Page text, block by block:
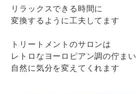
リラックスできる時間に
変換するように工夫してます
トリートメントのサロンは
レトロなヨーロピアン調の佇まい
自然に気分を変えてくれます